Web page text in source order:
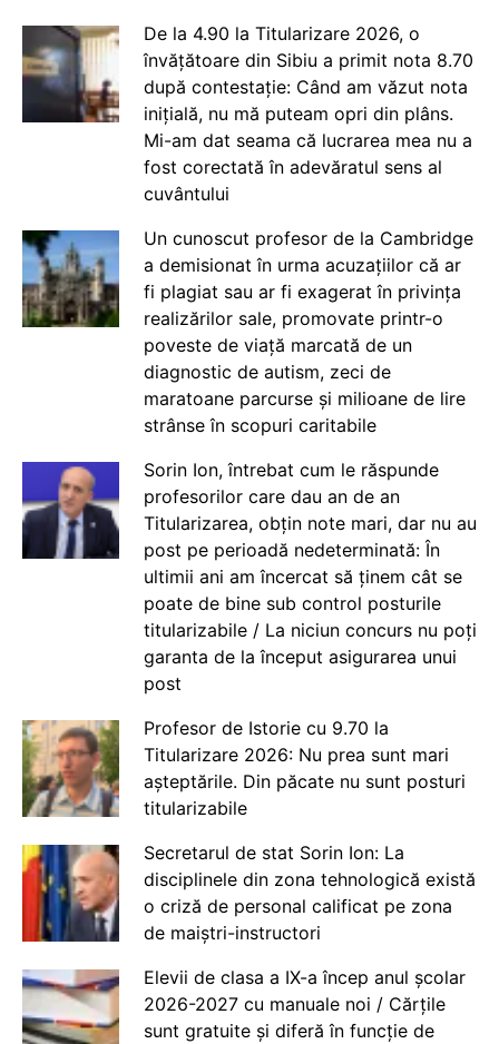
De la 4.90 la Titularizare 2026, o
învățătoare din Sibiu a primit nota 8.70
după contestație: Când am văzut nota
inițială, nu mă puteam opri din plâns.
Mi-am dat seama că lucrarea mea nu a
fost corectată în adevăratul sens al
cuvântului
Un cunoscut profesor de la Cambridge
a demisionat în urma acuzațiilor că ar
fi plagiat sau ar fi exagerat în privința
realizărilor sale, promovate printr-o
poveste de viață marcată de un
diagnostic de autism, zeci de
maratoane parcurse și milioane de lire
strânse în scopuri caritabile
Sorin Ion, întrebat cum le răspunde
profesorilor care dau an de an
Titularizarea, obțin note mari, dar nu au
post pe perioadă nedeterminată: În
ultimii ani am încercat să ținem cât se
poate de bine sub control posturile
titularizabile / La niciun concurs nu poți
garanta de la început asigurarea unui
post
Profesor de Istorie cu 9.70 la
Titularizare 2026: Nu prea sunt mari
așteptările. Din păcate nu sunt posturi
titularizabile
Secretarul de stat Sorin Ion: La
disciplinele din zona tehnologică există
o criză de personal calificat pe zona
de maiștri-instructori
Elevii de clasa a IX-a încep anul școlar
2026-2027 cu manuale noi / Cărțile
sunt gratuite și diferă în funcție de